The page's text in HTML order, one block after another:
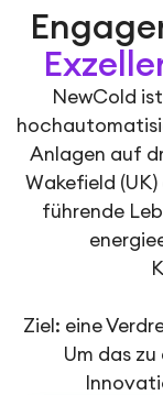
NewCold
Anlagen auf
Wakefield
führende
Ziel: eine
Um das